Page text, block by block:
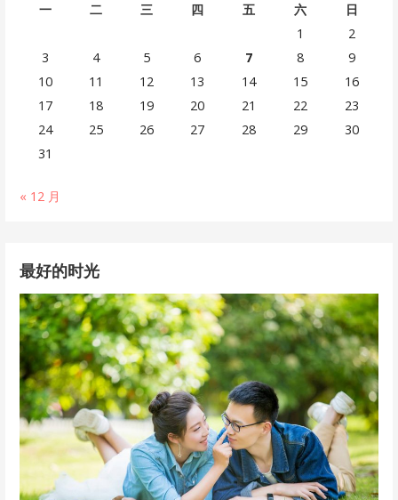
一
二 三 四 五 六
日
1
2
3
4 5 6 7 8
9
10
11 12 13 14 15
16
17
18 19 20 21 22
23
24
25 26 27 28 29
30
31
« 12 月
最好的时光